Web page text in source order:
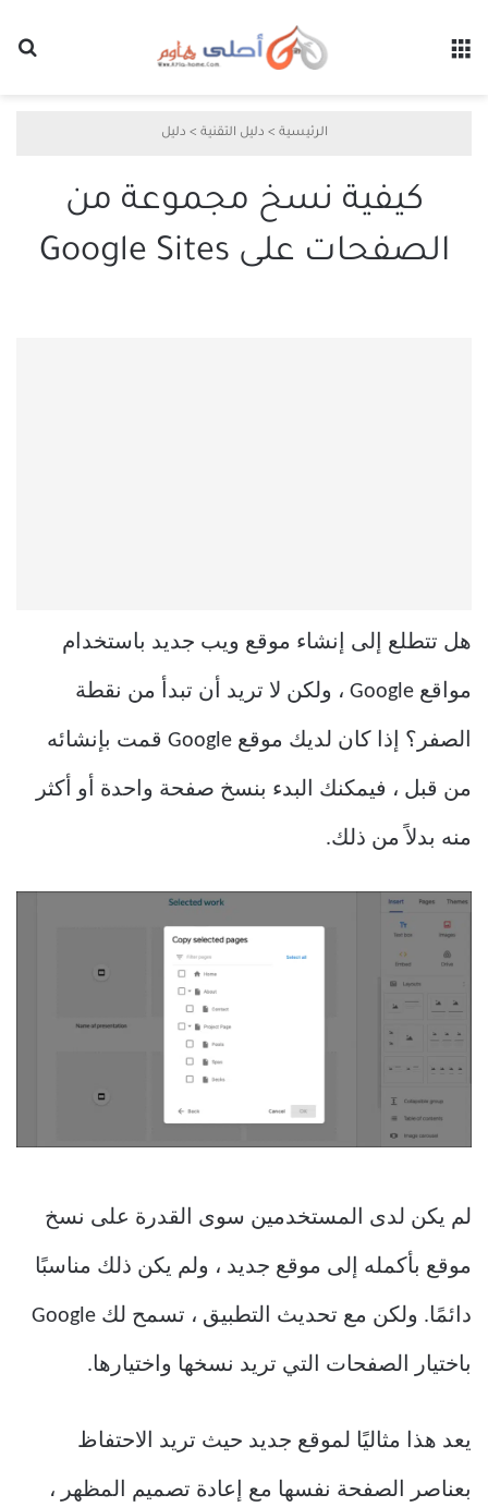
الرئيسية > دليل التقنية > دليل
كيفية نسخ مجموعة من
الصفحات على Google Sites
هل تتطلع إلى إنشاء موقع ويب جديد باستخدام
مواقع Google ، ولكن لا تريد أن تبدأ من نقطة
الصفر؟ إذا كان لديك موقع Google قمت بإنشائه
من قبل ، فيمكنك البدء بنسخ صفحة واحدة أو أكثر
منه بدلاً من ذلك.
لم يكن لدى المستخدمين سوى القدرة على نسخ
موقع بأكمله إلى موقع جديد ، ولم يكن ذلك مناسبًا
دائمًا. ولكن مع تحديث التطبيق ، تسمح لك Google
باختيار الصفحات التي تريد نسخها واختيارها.
يعد هذا مثاليًا لموقع جديد حيث تريد الاحتفاظ
بعناصر الصفحة نفسها مع إعادة تصميم المظهر ،